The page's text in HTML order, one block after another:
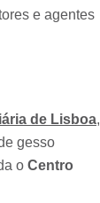
e agentes
de Lisboa,
gesso
o Centro